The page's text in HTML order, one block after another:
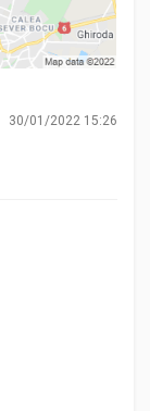
30/01/2022 15:26